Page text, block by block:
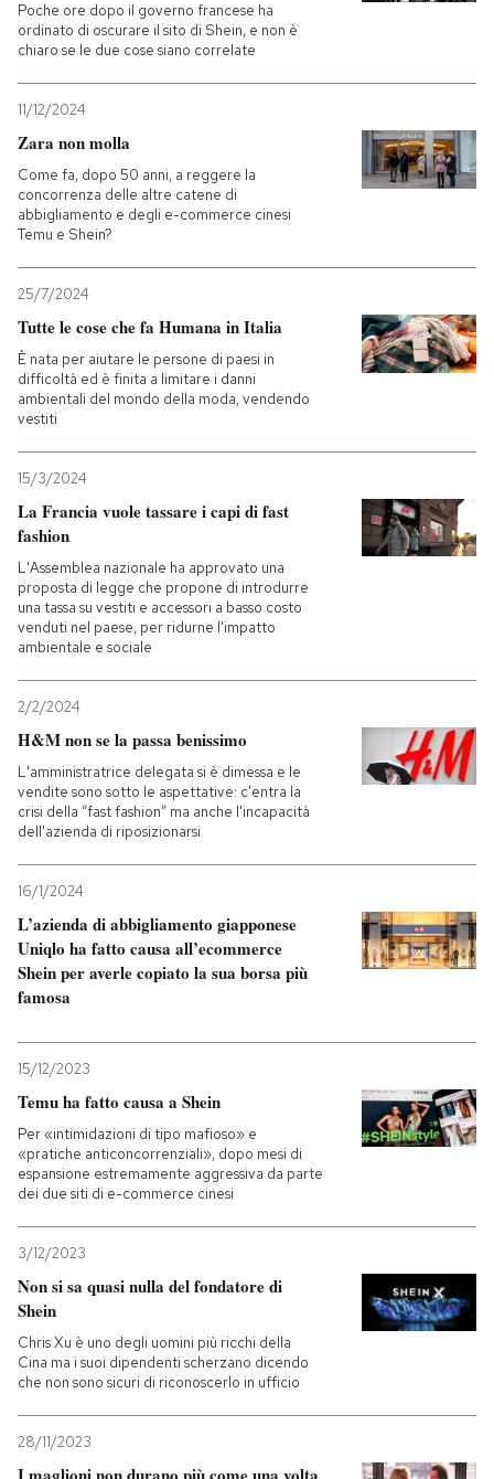
Poche ore dopo il governo francese ha
ordinato di oscurare il sito di Shein, e non è
chiaro se le due cose siano correlate
11/12/2024
Zara non molla
Come fa, dopo 50 anni, a reggere la
concorrenza delle altre catene di
abbigliamento e degli e-commerce cinesi
Temu e Shein?
25/7/2024
Tutte le cose che fa Humana in Italia
È nata per aiutare le persone di paesi in
difficoltà ed è finita a limitare i danni
ambientali del mondo della moda, vendendo
vestiti
15/3/2024
La Francia vuole tassare i capi di fast
fashion
L'Assemblea nazionale ha approvato una
proposta di legge che propone di introdurre
una tassa su vestiti e accessori a basso costo
venduti nel paese, per ridurne l'impatto
ambientale e sociale
2/2/2024
H&M non se la passa benissimo
L'amministratrice delegata si è dimessa e le
vendite sono sotto le aspettative: c'entra la
crisi della “fast fashion” ma anche l'incapacità
dell'azienda di riposizionarsi
16/1/2024
L’azienda di abbigliamento giapponese
Uniqlo ha fatto causa all’ecommerce
Shein per averle copiato la sua borsa più
famosa
15/12/2023
Temu ha fatto causa a Shein
Per «intimidazioni di tipo mafioso» e
«pratiche anticoncorrenziali», dopo mesi di
espansione estremamente aggressiva da parte
dei due siti di e-commerce cinesi
3/12/2023
Non si sa quasi nulla del fondatore di
Shein
Chris Xu è uno degli uomini più ricchi della
Cina ma i suoi dipendenti scherzano dicendo
che non sono sicuri di riconoscerlo in ufficio
28/11/2023